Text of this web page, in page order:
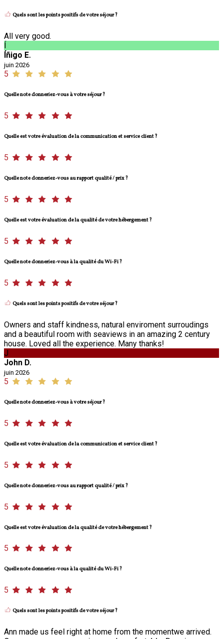
Quels sont les points positifs de votre séjour ?
All very good.
Í
Íñigo E.
juin 2026
5
Quelle note donneriez-vous à votre séjour ?
5
Quelle est votre évaluation de la communication et service client ?
5
Quelle note donneriez-vous au rapport qualité / prix ?
5
Quelle est votre évaluation de la qualité de votre hébergement ?
5
Quelle note donneriez-vous à la qualité du Wi-Fi ?
5
Quels sont les points positifs de votre séjour ?
Owners and staff kindness, natural enviroment surroudings
and a beautiful room with seaviews in an amazing 2 century
house. Loved all the experience. Many thanks!
J
John D.
juin 2026
5
Quelle note donneriez-vous à votre séjour ?
5
Quelle est votre évaluation de la communication et service client ?
5
Quelle note donneriez-vous au rapport qualité / prix ?
5
Quelle est votre évaluation de la qualité de votre hébergement ?
5
Quelle note donneriez-vous à la qualité du Wi-Fi ?
5
Quels sont les points positifs de votre séjour ?
Ann made us feel right at home from the momentwe arrived.